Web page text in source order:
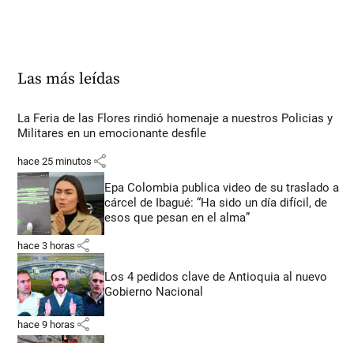
Las más leídas
La Feria de las Flores rindió homenaje a nuestros Policias y
Militares en un emocionante desfile
hace 25 minutos share
Epa Colombia publica video de su traslado a
cárcel de Ibagué: “Ha sido un día difícil, de
esos que pesan en el alma”
hace 3 horas share
Los 4 pedidos clave de Antioquia al nuevo
Gobierno Nacional
hace 9 horas share